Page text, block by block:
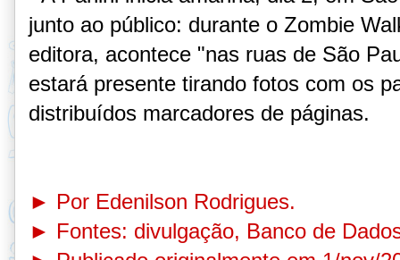
junto ao público: durante o Zombie
editora, acontece "nas ruas de São
estará presente tirando fotos com os
distribuídos marcadores de páginas.
► Por Edenilson Rodrigues.
► Fontes: divulgação, Banco de